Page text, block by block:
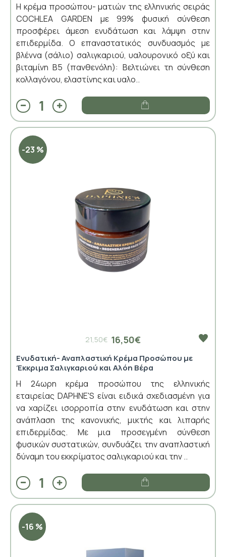
Η κρέμα προσώπου- ματιών της ελληνικής σειράς
COCHLEA GARDEN με 99% φυσική σύνθεση
προσφέρει άμεση ενυδάτωση και λάμψη στην
επιδερμίδα. Ο επαναστατικός συνδυασμός με
βλέννα (σάλιο) σαλιγκαριού, υαλουρονικό οξύ και
βιταμίνη Β5 (πανθενόλη): Βελτιώνει τη σύνθεση
κολλαγόνου, ελαστίνης και υαλο..
-23 %
16,50€
21,50€
Ενυδατική- Αναπλαστική Κρέμα Προσώπου με
Έκκριμα Σαλιγκαριού και Αλόη Βέρα
Η 24ωρη κρέμα προσώπου της ελληνικής
εταιρείας DAPHNE'S είναι ειδικά σχεδιασμένη για
να χαρίζει ισορροπία στην ενυδάτωση και στην
ανάπλαση της κανονικής, μικτής και λιπαρής
επιδερμίδας. Με μια προσεγμένη σύνθεση
φυσικών συστατικών, συνδυάζει την αναπλαστική
δύναμη του εκκρίματος σαλιγκαριού και την ..
-16 %